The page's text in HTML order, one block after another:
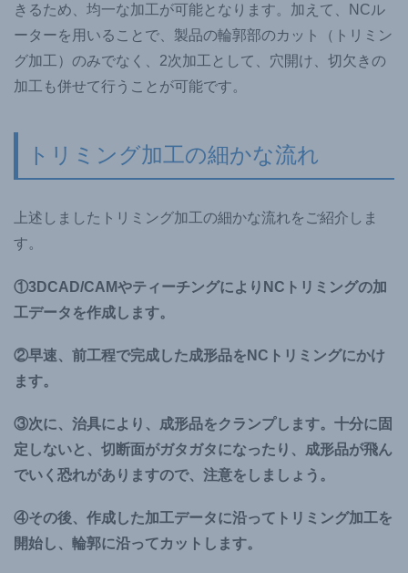
きるため、均一な加工が可能となります。加えて、NCル
ーターを用いることで、製品の輪郭部のカット（トリミン
グ加工）のみでなく、2次加工として、穴開け、切欠きの
加工も併せて行うことが可能です。
トリミング加工の細かな流れ
上述しましたトリミング加工の細かな流れをご紹介しま
す。
①3DCAD/CAMやティーチングによりNCトリミングの加
工データを作成します。
②早速、前工程で完成した成形品をNCトリミングにかけ
ます。
③次に、治具により、成形品をクランプします。十分に固
定しないと、切断面がガタガタになったり、成形品が飛ん
でいく恐れがありますので、注意をしましょう。
④その後、作成した加工データに沿ってトリミング加工を
開始し、輪郭に沿ってカットします。